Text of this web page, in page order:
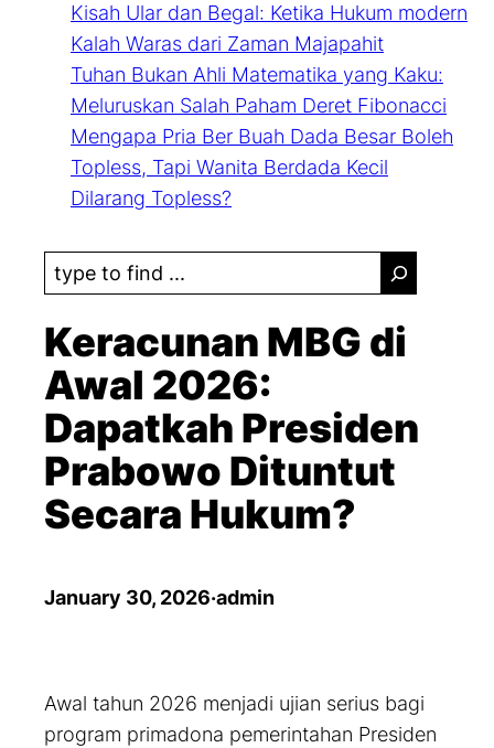
Kisah Ular dan Begal: Ketika Hukum modern
Kalah Waras dari Zaman Majapahit
Tuhan Bukan Ahli Matematika yang Kaku:
Meluruskan Salah Paham Deret Fibonacci
Mengapa Pria Ber Buah Dada Besar Boleh
Topless, Tapi Wanita Berdada Kecil
Dilarang Topless?
S
e
a
r
c
h
Keracunan MBG di
Awal 2026:
Dapatkah Presiden
Prabowo Dituntut
Secara Hukum?
January 30, 2026·admin
Awal tahun 2026 menjadi ujian serius bagi
program primadona pemerintahan Presiden